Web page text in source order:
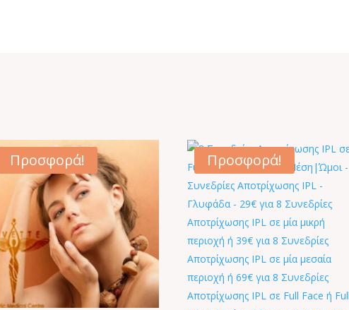
Προσφορά! Προσφορά!